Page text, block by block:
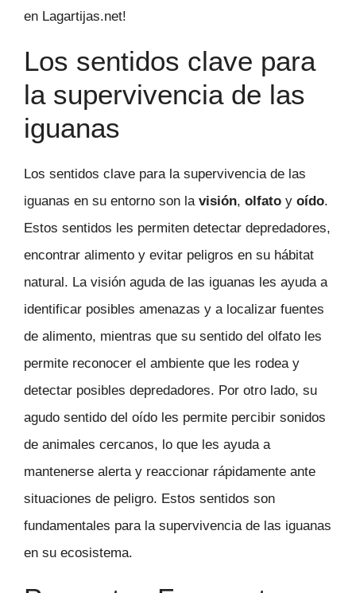
en Lagartijas.net!
Los sentidos clave para
la supervivencia de las
iguanas
Los sentidos clave para la supervivencia de las
iguanas en su entorno son la visión, olfato y oído.
Estos sentidos les permiten detectar depredadores,
encontrar alimento y evitar peligros en su hábitat
natural. La visión aguda de las iguanas les ayuda a
identificar posibles amenazas y a localizar fuentes
de alimento, mientras que su sentido del olfato les
permite reconocer el ambiente que les rodea y
detectar posibles depredadores. Por otro lado, su
agudo sentido del oído les permite percibir sonidos
de animales cercanos, lo que les ayuda a
mantenerse alerta y reaccionar rápidamente ante
situaciones de peligro. Estos sentidos son
fundamentales para la supervivencia de las iguanas
en su ecosistema.